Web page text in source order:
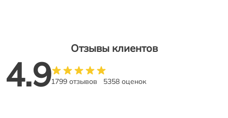
Отзывы клиентов
4.91799 отзывов 5358 оценок